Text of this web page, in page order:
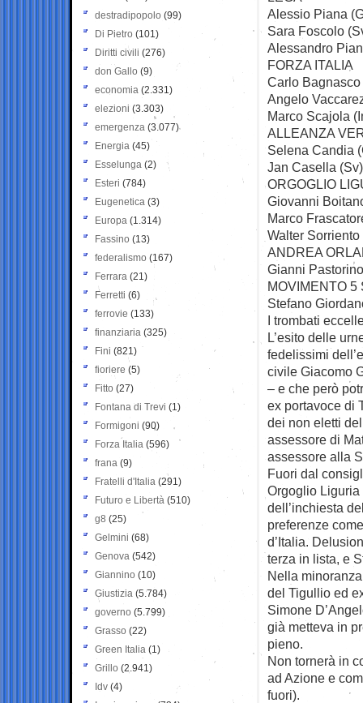
Alessio Piana
Sara Foscolo
Alessandro
FORZA ITALIA
Carlo Bagnasco
Angelo
Marco Scajola
ALLEANZA
Selena Candia
Jan Casella (Sv)
ORGOGLIO
Giovanni
Marco
Walter Sorriento
ANDREA
Gianni
MOVIMENTO 5
Stefano
I trombati
L’esito delle
fedelissimi
civile Giacomo
– e che però
ex portavoce di
dei non eletti
assessore di
assessore alla
Fuori dal
Orgoglio
dell’inchiesta
preferenze
d’Italia.
terza in lista, e
Nella
del Tigullio ed
Simone
già metteva in
pieno.
Non tornerà in
ad Azione e
fuori).
destradipopolo (99)
Di Pietro (101)
Diritti civili (276)
don Gallo (9)
economia (2.331)
elezioni (3.303)
emergenza (3.077)
Energia (45)
Esselunga (2)
Esteri (784)
Eugenetica (3)
Europa (1.314)
Fassino (13)
federalismo (167)
Ferrara (21)
Ferretti (6)
ferrovie (133)
finanziaria (325)
Fini (821)
fioriere (5)
Fitto (27)
Fontana di Trevi (1)
Formigoni (90)
Forza Italia (596)
frana (9)
Fratelli d'Italia (291)
Futuro e Libertà (510)
g8 (25)
Gelmini (68)
Genova (542)
Giannino (10)
Giustizia (5.784)
governo (5.799)
Grasso (22)
Green Italia (1)
Grillo (2.941)
Idv (4)